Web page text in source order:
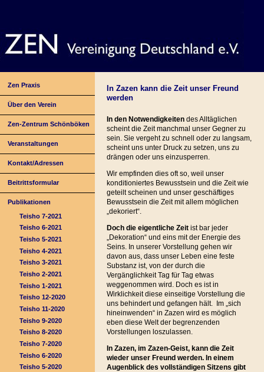
Zen Praxis
Über den Verein
Zen-Zentrum Schönböken
Veranstaltungen
Kontakt/Adressen
Beitrittsformular
Publikationen
Teisho 7-2021
Teisho 6-2021
Teisho 5-2021
Teisho 4-2021
Teisho 3-2021
Teisho 2-2021
Teisho 1-2021
Teisho 12-2020
Teisho 11-2020
Teisho 9-2020
Teisho 8-2020
Teisho 7-2020
Teisho 6-2020
Teisho 5-2020
In Zazen kann die Zeit unser Freund
werden
In den Notwendigkeitendes Alltäglichen
scheint die Zeit manchmal unser Gegner zu
sein. Sie vergeht zu schnell oder zu langsam,
scheint uns unter Druck zu setzen, uns zu
drängen oder uns einzusperren.
Wir empfinden dies oft so, weil unser
konditioniertes Bewusstsein und die Zeit wie
geteilt scheinen und unser geschäftiges
Bewusstsein die Zeit mit allem möglichen
„dekoriert“.
Doch die eigentliche Zeitist bar jeder
„Dekoration“ und eins mit der Energie des
Seins. In unserer Vorstellung gehen wir
davon aus, dass unser Leben eine feste
Substanz ist, von der durch die
Vergänglichkeit Tag für Tag etwas
weggenommen wird. Doch es ist in
Wirklichkeit diese einseitige Vorstellung die
uns behindert und gefangen hält. Im „sich
hineinwenden“ in Zazen wird es möglich
eben diese Welt der begrenzenden
Vorstellungen loszulassen.
In Zazen, im Zazen-Geist, kann die Zeit
wieder unser Freund werden. In einem
Augenblick des vollständigen Sitzens gibt